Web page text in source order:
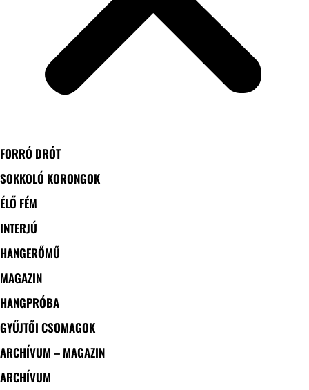
FORRÓ DRÓT
SOKKOLÓ KORONGOK
ÉLŐ FÉM
INTERJÚ
HANGERŐMŰ
MAGAZIN
HANGPRÓBA
GYŰJTŐI CSOMAGOK
ARCHÍVUM – MAGAZIN
ARCHÍVUM